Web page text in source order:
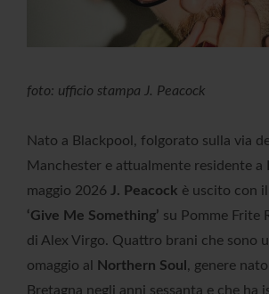
foto: ufficio stampa J. Peacock
Nato a Blackpool, folgorato sulla via
Manchester e attualmente residente a
maggio 2026 J. Peacock è uscito con
‘Give Me Something’ su Pomme Frite
di Alex Virgo. Quattro brani che sono
omaggio al
Northern Soul , genere
Bretagna negli anni sessanta e che ha